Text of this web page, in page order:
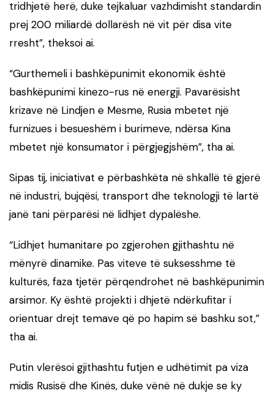
tridhjetë herë, duke tejkaluar vazhdimisht standardin
prej 200 miliardë dollarësh në vit për disa vite
rresht”, theksoi ai.
“Gurthemeli i bashkëpunimit ekonomik është
bashkëpunimi kinezo-rus në energji. Pavarësisht
krizave në Lindjen e Mesme, Rusia mbetet një
furnizues i besueshëm i burimeve, ndërsa Kina
mbetet një konsumator i përgjegjshëm”, tha ai.
Sipas tij, iniciativat e përbashkëta në shkallë të gjerë
në industri, bujqësi, transport dhe teknologji të lartë
janë tani përparësi në lidhjet dypalëshe.
“Lidhjet humanitare po zgjerohen gjithashtu në
mënyrë dinamike. Pas viteve të suksesshme të
kulturës, faza tjetër përqendrohet në bashkëpunimin
arsimor. Ky është projekti i dhjetë ndërkufitar i
orientuar drejt temave që po hapim së bashku sot,”
tha ai.
Putin vlerësoi gjithashtu futjen e udhëtimit pa viza
midis Rusisë dhe Kinës, duke vënë në dukje se ky